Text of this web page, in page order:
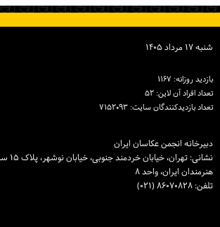
شنبه ۱۷ مرداد ۱۴۰۵
بازدید روزانه: ۱۱۶۷
تعداد افراد آن لاین: ۵۲
تعداد بازدیدكنندگان سایت: ۷۱۵۲۰۹۳
دبیرخانه انجمن عکاسان ایران
هنرمندان ایران، واحد ۸
تلفن: ۸۶۰۷۰۸۲۸ (۰۲۱)